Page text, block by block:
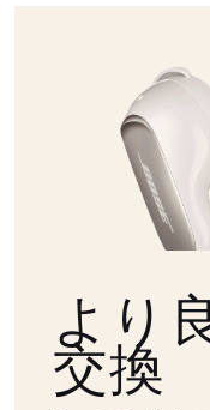
より
交換